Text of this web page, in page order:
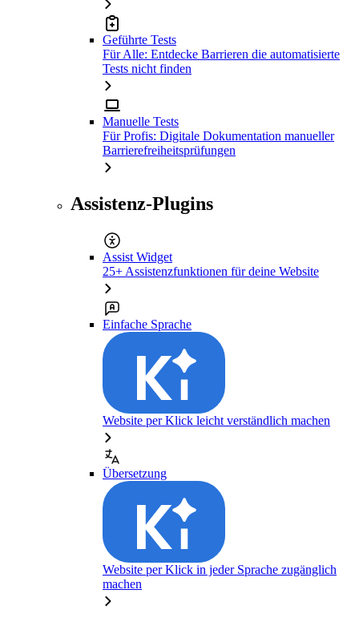
Geführte Tests
Für Alle: Entdecke Barrieren die automatisierte
Tests nicht finden
Manuelle Tests
Für Profis: Digitale Dokumentation manueller
Barrierefreiheitsprüfungen
Assistenz-Plugins
Assist Widget
25+ Assistenzfunktionen für deine Website
Einfache Sprache
Website per Klick leicht verständlich machen
Übersetzung
Website per Klick in jeder Sprache zugänglich
machen